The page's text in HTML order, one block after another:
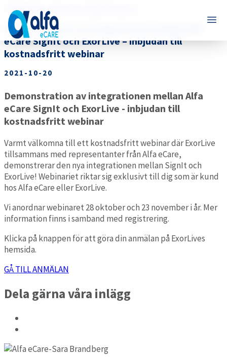
Demonstration av integrationen mellan Alfa
eCare SignIt och ExorLive – inbjudan till
kostnadsfritt webinar
2021-10-20
Demonstration av integrationen mellan Alfa
eCare SignIt och ExorLive - inbjudan till
kostnadsfritt webinar
Varmt välkomna till ett kostnadsfritt webinar där ExorLive
tillsammans med representanter från Alfa eCare,
demonstrerar den nya integrationen mellan SignIt och
ExorLive! Webinariet riktar sig exklusivt till dig som är kund
hos Alfa eCare eller ExorLive.
Vi anordnar webinaret 28 oktober och 23 november i år. Mer
information finns i samband med registrering.
Klicka på knappen för att göra din anmälan på ExorLives
hemsida.
GÅ TILL ANMÄLAN
Dela gärna våra inlägg